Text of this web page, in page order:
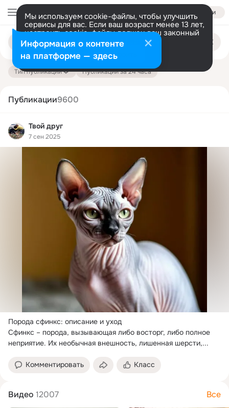
Войти
Мы используем cookie-файлы, чтобы улучшить
сервисы для вас. Если ваш возраст менее 13 лет,
настроить cookie-файлы должен ваш законный
представитель. Больше информации
Разрешить все Настроить
Поиск
публикациям
Тип публикации Публикации за 24 часа
Публикации9600
Твой друг
7 сен 2025
Порода сфинкс: описание и уход
Сфинкс – порода, вызывающая либо восторг, либо полное
неприятие. Их необычная внешность, лишенная шерсти,...
Комментировать Класс
Видео 12007 Все
Информация о контенте
на платформе — здесь